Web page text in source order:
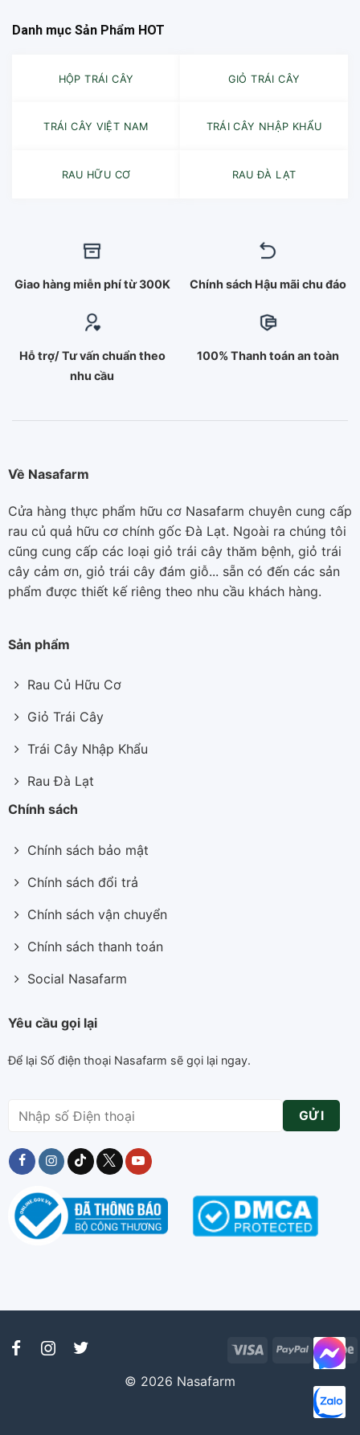
Danh mục Sản Phẩm HOT
HỘP TRÁI CÂY GIỎ TRÁI CÂY
TRÁI CÂY VIỆT NAM TRÁI CÂY NHẬP KHẨU
RAU HỮU CƠ RAU ĐÀ LẠT
Giao hàng miễn phí từ 300K Chính sách Hậu mãi chu đáo
Hỗ trợ/ Tư vấn chuẩn theo
nhu cầu
100% Thanh toán an toàn
Về Nasafarm
Cửa hàng thực phẩm hữu cơ Nasafarm chuyên cung cấp
rau củ quả hữu cơ chính gốc Đà Lạt. Ngoài ra chúng tôi
cũng cung cấp các loại giỏ trái cây thăm bệnh, giỏ trái
cây cảm ơn, giỏ trái cây đám giỗ... sẵn có đến các sản
phẩm được thiết kế riêng theo nhu cầu khách hàng.
Sản phẩm
Rau Củ Hữu Cơ
Giỏ Trái Cây
Trái Cây Nhập Khẩu
Rau Đà Lạt
Chính sách
Chính sách bảo mật
Chính sách đổi trả
Chính sách vận chuyển
Chính sách thanh toán
Social Nasafarm
Yêu cầu gọi lại
Để lại Số điện thoại Nasafarm sẽ gọi lại ngay.
© 2026 Nasafarm
Visa PayPal